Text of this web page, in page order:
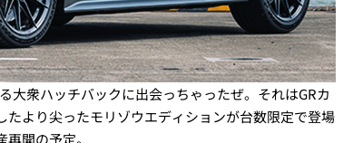
大衆ハッチバックに出会っちゃったぜ。それはGRカ
より尖ったモリゾウエディションが台数限定で登場
開の予定。